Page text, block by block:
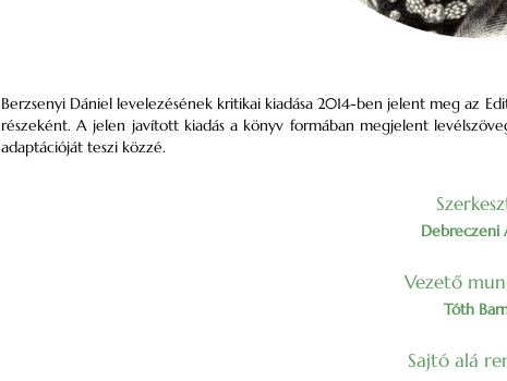
Berzsenyi Dániel levelezésének kritikai kiadása 2014-ben jelent meg az
részeként. A jelen javított kiadás a könyv formában megjelent
adaptációját teszi közzé.
Debreczeni
Vezető
Tóth
Sajtó alá